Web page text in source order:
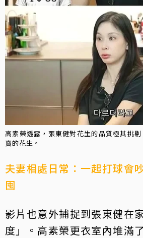
高素榮透露，張東健對花生的品質極其挑剔
賣的花生。
夫妻相處日常：一起打球會
囤
影片也意外捕捉到張東健在
度」。高素榮更衣室內堆滿